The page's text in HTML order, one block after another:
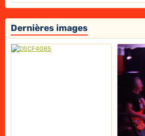
Dernières images